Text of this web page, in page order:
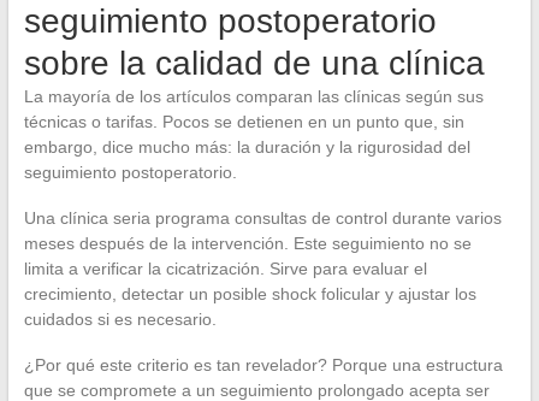
seguimiento postoperatorio
sobre la calidad de una clínica
La mayoría de los artículos comparan las clínicas según sus
técnicas o tarifas. Pocos se detienen en un punto que, sin
embargo, dice mucho más: la duración y la rigurosidad del
seguimiento postoperatorio.
Una clínica seria programa consultas de control durante varios
meses después de la intervención. Este seguimiento no se
limita a verificar la cicatrización. Sirve para evaluar el
crecimiento, detectar un posible shock folicular y ajustar los
cuidados si es necesario.
¿Por qué este criterio es tan revelador? Porque una estructura
que se compromete a un seguimiento prolongado acepta ser